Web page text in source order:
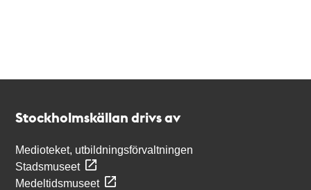
Stockholmskällan drivs av
Medioteket, utbildningsförvaltningen
Stadsmuseet
Medeltidsmuseet